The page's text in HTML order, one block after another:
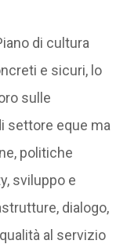
di cultura
e sicuri, lo
sulle
settore eque ma
politiche
sviluppo e
dialogo,
al servizio